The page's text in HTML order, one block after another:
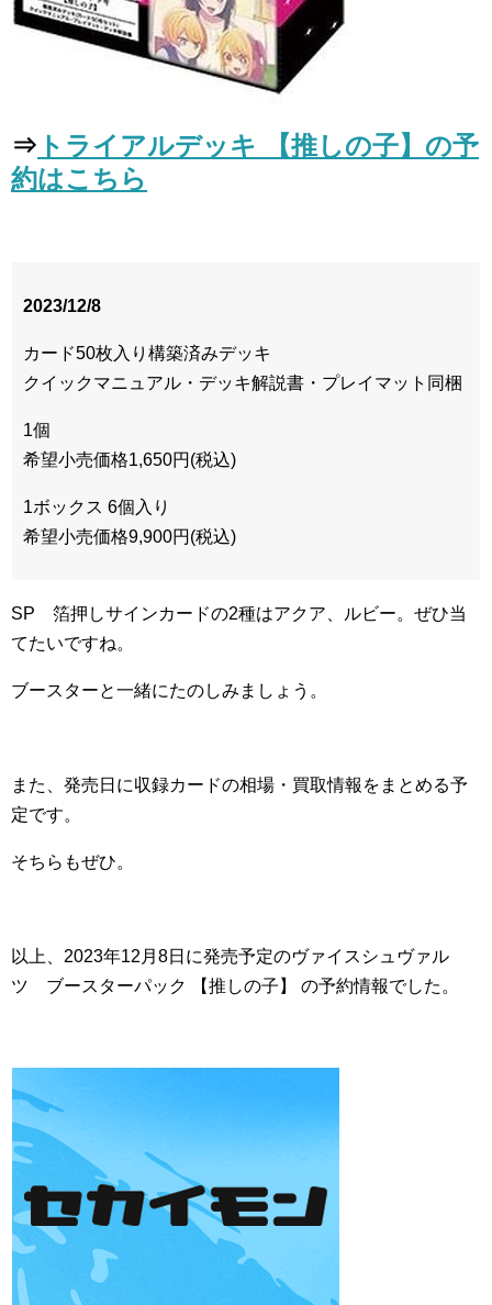
⇒ トライアルデッキ 【推しの子】の予
約はこちら
2023/12/8
カード50枚入り構築済みデッキ
クイックマニュアル・デッキ解説書・プレイマット同梱
1個
希望小売価格1,650円(税込)
1ボックス 6個入り
希望小売価格9,900円(税込)
SP 箔押しサインカードの2種はアクア、ルビー。ぜひ当
てたいですね。
ブースターと一緒にたのしみましょう。
また、発売日に収録カードの相場・買取情報をまとめる予
定です。
そちらもぜひ。
以上、2023年12月8日に発売予定のヴァイスシュヴァル
ツ ブースターパック 【推しの子】 の予約情報でした。